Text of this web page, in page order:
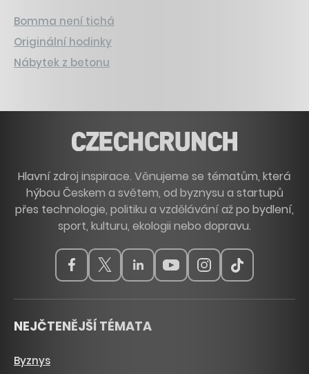
Bomma není tichá
Originální hodinky
Nábytek z betonu
Hlavní zdroj inspirace. Věnujeme se tématům, která
hýbou Českem a světem, od byznysu a startupů
přes technologie, politiku a vzdělávání až po bydlení,
sport, kulturu, ekologii nebo dopravu.
NEJČTENĚJŠÍ TÉMATA
Byznys